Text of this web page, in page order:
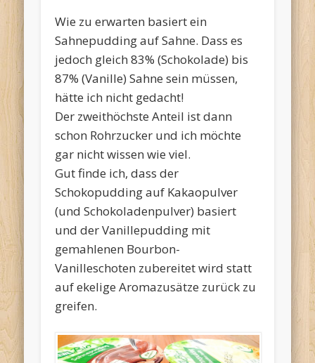
Wie zu erwarten basiert ein
Sahnepudding auf Sahne. Dass es
jedoch gleich 83% (Schokolade) bis
87% (Vanille) Sahne sein müssen,
hätte ich nicht gedacht!
Der zweithöchste Anteil ist dann
schon Rohrzucker und ich möchte
gar nicht wissen wie viel.
Gut finde ich, dass der
Schokopudding auf Kakaopulver
(und Schokoladenpulver) basiert
und der Vanillepudding mit
gemahlenen Bourbon-
Vanilleschoten zubereitet wird statt
auf ekelige Aromazusätze zurück zu
greifen.